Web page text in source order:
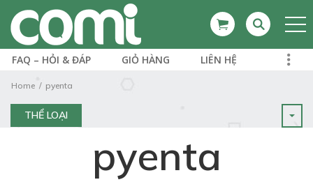
FAQ – HỎI & ĐÁP GIỎ HÀNG LIÊN HỆ
Home pyenta
THỂ LOẠI
pyenta